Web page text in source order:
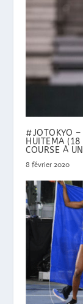
#JOTOKYO –
HUITEMA (18
COURSE À
8 février 2020